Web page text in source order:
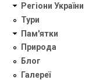
Регіони України
Тури
Пам'ятки
Природа
Блог
Галереї